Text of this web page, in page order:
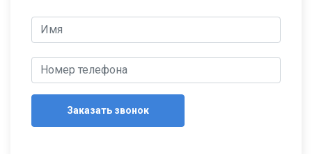
Заказать звонок